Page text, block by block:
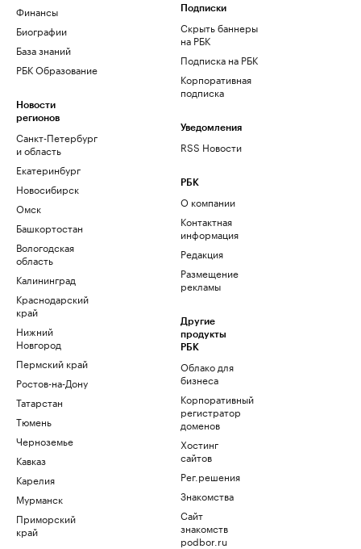
Финансы
Биографии
База знаний
РБК Образование
Новости
регионов
Санкт-Петербург
и область
Екатеринбург
Новосибирск
Омск
Башкортостан
Вологодская
область
Калининград
Краснодарский
край
Нижний
Новгород
Пермский край
Ростов-на-Дону
Татарстан
Тюмень
Черноземье
Кавказ
Карелия
Мурманск
Приморский
край
Подписки
Скрыть баннеры
на РБК
Подписка на РБК
Корпоративная
подписка
Уведомления
RSS Новости
РБК
О компании
Контактная
информация
Редакция
Размещение
рекламы
Другие
продукты
РБК
Облако для
бизнеса
Корпоративный
регистратор
доменов
Хостинг
сайтов
Рег.решения
Знакомства
Сайт
знакомств
podbor.ru